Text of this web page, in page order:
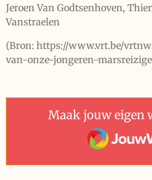
Jeroen Van Godtsenhoven,
Vanstraelen
(Bron: https://www.vrt.be/
van-onze-jongeren-
Maak jouw eigen
JouwWeb